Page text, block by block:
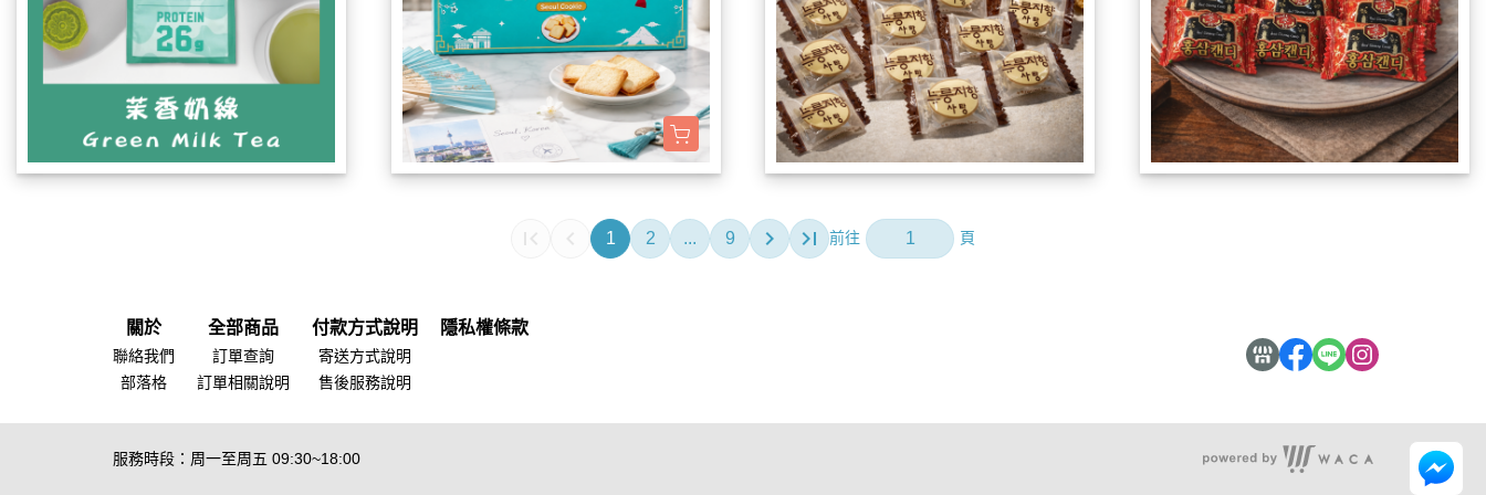
1 2 ... 9
關於
聯絡我們
部落格
全部商品
訂單查詢
訂單相關說明
付款方式說明
寄送方式說明
售後服務說明
隱私權條款
服務時段：周一至周五 09:30~18:00